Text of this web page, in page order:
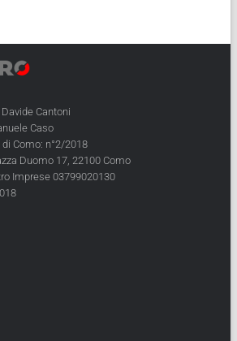
Cantoni
Caso
Como: n°2/2018
Duomo 17, 22100 Como
Imprese 03799020130